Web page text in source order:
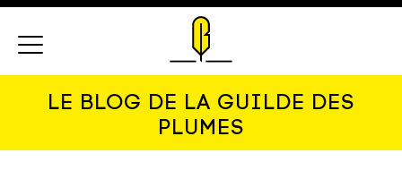
LE BLOG DE LA GUILDE DES
PLUMES